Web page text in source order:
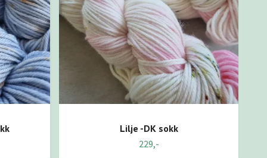
Lilje -DK sokk
229,-